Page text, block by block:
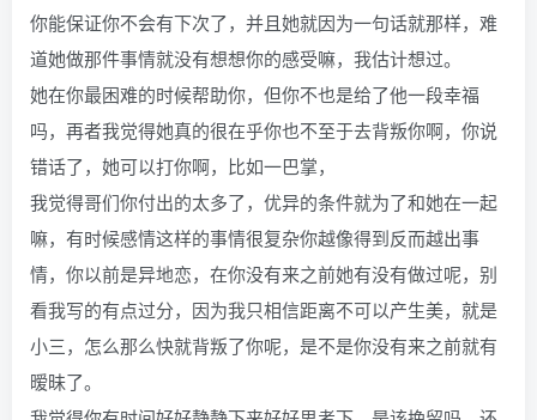
你能保证你不会有下次了，并且她就因为一句话就那样，难
道她做那件事情就没有想想你的感受嘛，我估计想过。
她在你最困难的时候帮助你，但你不也是给了他一段幸福
吗，再者我觉得她真的很在乎你也不至于去背叛你啊，你说
错话了，她可以打你啊，比如一巴掌，
我觉得哥们你付出的太多了，优异的条件就为了和她在一起
嘛，有时候感情这样的事情很复杂你越像得到反而越出事
情，你以前是异地恋，在你没有来之前她有没有做过呢，别
看我写的有点过分，因为我只相信距离不可以产生美，就是
小三，怎么那么快就背叛了你呢，是不是你没有来之前就有
暧昧了。